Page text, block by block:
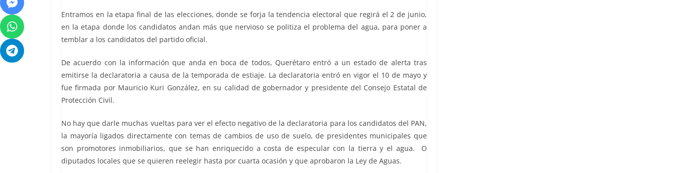
Entramos en la etapa final de las elecciones, donde se forja la tendencia electoral que regirá el 2 de junio,
en la etapa donde los candidatos andan más que nervioso se politiza el problema del agua, para poner a
temblar a los candidatos del partido oficial.
De acuerdo con la información que anda en boca de todos, Querétaro entró a un estado de alerta tras
emitirse la declaratoria a causa de la temporada de estiaje. La declaratoria entró en vigor el 10 de mayo y
fue firmada por Mauricio Kuri González, en su calidad de gobernador y presidente del Consejo Estatal de
Protección Civil.
No hay que darle muchas vueltas para ver el efecto negativo de la declaratoria para los candidatos del PAN,
la mayoría ligados directamente con temas de cambios de uso de suelo, de presidentes municipales que
son promotores inmobiliarios, que se han enriquecido a costa de especular con la tierra y el agua. O
diputados locales que se quieren reelegir hasta por cuarta ocasión y que aprobaron la Ley de Aguas.